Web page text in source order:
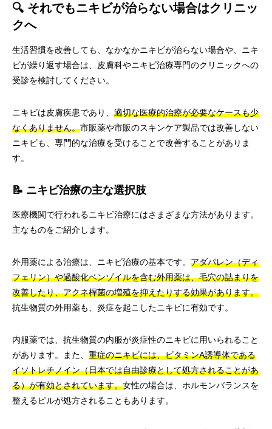
🔍 それでもニキビが治らない場合はクリニッ
クへ
生活習慣を改善しても、なかなかニキビが治らない場合や、ニキ
ビが繰り返す場合は、皮膚科やニキビ治療専門のクリニックへの
受診を検討してください。
ニキビは皮膚疾患であり、 適切な医療的治療が必要なケースも少
なくありません。市販薬や市販のスキンケア製品では改善しない
ニキビも、専門的な治療を受けることで改善することがありま
す。
📝 ニキビ治療の主な選択肢
医療機関で行われるニキビ治療にはさまざまな方法があります。
主なものをご紹介します。
外用薬による治療は、ニキビ治療の基本です。 アダパレン（ディ
フェリン）や過酸化ベンゾイルを含む外用薬は、毛穴の詰まりを
改善したり、アクネ桿菌の増殖を抑えたりする効果があります。
抗生物質の外用薬も、炎症を起こしたニキビに有効です。
内服薬では、抗生物質の内服が炎症性のニキビに用いられること
があります。また、 重症のニキビには、ビタミンA誘導体である
イソトレチノイン（日本では自由診療として処方されることがあ
る）が有効とされています。女性の場合は、ホルモンバランスを
整えるピルが処方されることもあります。